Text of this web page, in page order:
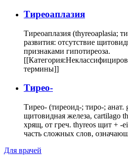
Тиреоаплазия
Тиреоаплазия (thyreoaplasia;
развития: отсутствие
признаками гипотиреоза.
термины]]
Тирео-
Тирео- (тиреоид-; тиро-; анат.
щитовидная железа, cartilago
хрящ, от греч. thyreos щит + -
часть сложных слов,
Для врачей